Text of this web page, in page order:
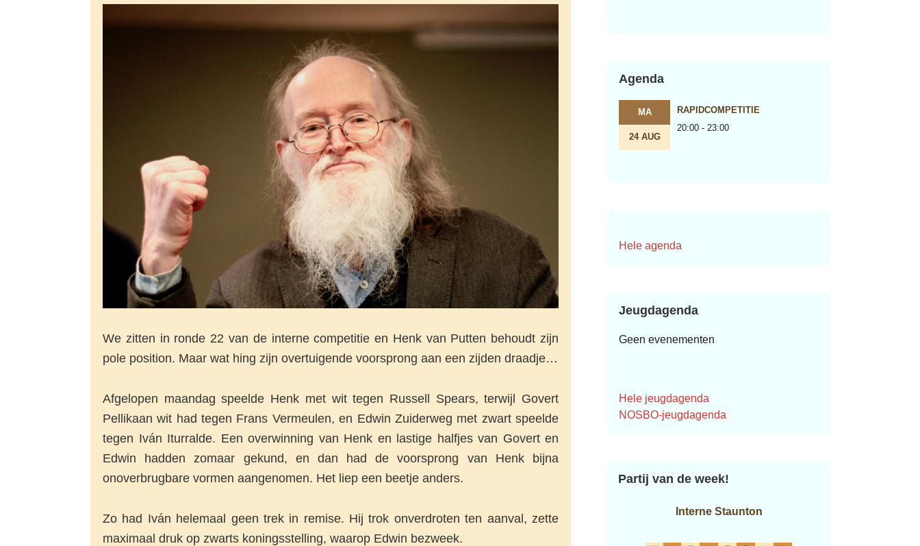
We zitten in ronde 22 van de interne competitie en Henk van Putten behoudt zijn
pole position. Maar wat hing zijn overtuigende voorsprong aan een zijden draadje…
Afgelopen maandag speelde Henk met wit tegen Russell Spears, terwijl Govert
Pellikaan wit had tegen Frans Vermeulen, en Edwin Zuiderweg met zwart speelde
tegen Iván Iturralde. Een overwinning van Henk en lastige halfjes van Govert en
Edwin hadden zomaar gekund, en dan had de voorsprong van Henk bijna
onoverbrugbare vormen aangenomen. Het liep een beetje anders.
Zo had Iván helemaal geen trek in remise. Hij trok onverdroten ten aanval, zette
maximaal druk op zwarts koningsstelling, waarop Edwin bezweek.
Agenda
MA
24 AUG
RAPIDCOMPETITIE
20:00 - 23:00
Hele agenda
Jeugdagenda
Geen evenementen
Hele jeugdagenda
NOSBO-jeugdagenda
Partij van de week!
Interne Staunton